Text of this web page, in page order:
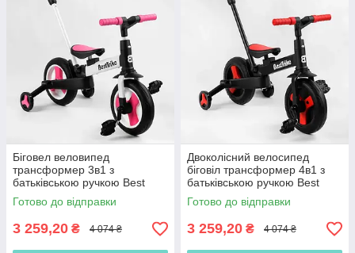
Біговел веловипед
трансформер 3в1 з
батьківською ручкою Best
Trike 55475 колеса PU 10
дюймів, Рожевий
Готово до відправки
3 259,20 ₴ 4 074 ₴
Двоколісний велосипед
біговіл трансформер 4в1 з
батьківською ручкою Best
Trike 23031 Червоний, 10
дюймів
Готово до відправки
3 259,20 ₴ 4 074 ₴